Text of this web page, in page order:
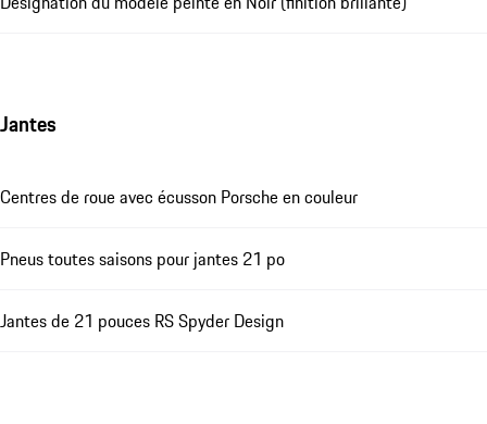
Jantes
Centres de roue avec écusson Porsche en couleur
Pneus toutes saisons pour jantes 21 po
Jantes de 21 pouces RS Spyder Design